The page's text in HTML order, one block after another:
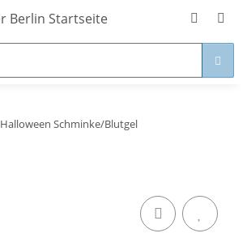
Halloween Schminke/Blutgel